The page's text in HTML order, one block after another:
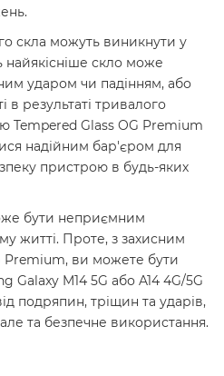
скла можуть виникнути у
найякісніше скло може
ударом чи падінням, або
в результаті тривалого
Tempered Glass OG Premium
надійним бар'єром для
пристрою в будь-яких
бути неприємним
житті. Проте, з захисним
Premium, ви можете бути
Galaxy M14 5G або A14 4G/5G
подряпин, тріщин та ударів,
та безпечне використання.